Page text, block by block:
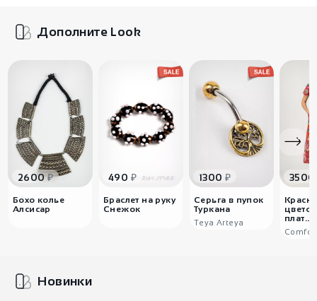
нем запутываются темные мысли, пропуская в вашу
ауру только позитив и благоприятную информацию.
являясь прототипом молитвы к вышним.
Дополните Look
2600₽
Бохо колье
Алсисар
490 ₽
Браслет на руку
Снежок
1300 ₽
Серьга в пупок
Туркана
Teya Arteya
3500
плат..
Новинки